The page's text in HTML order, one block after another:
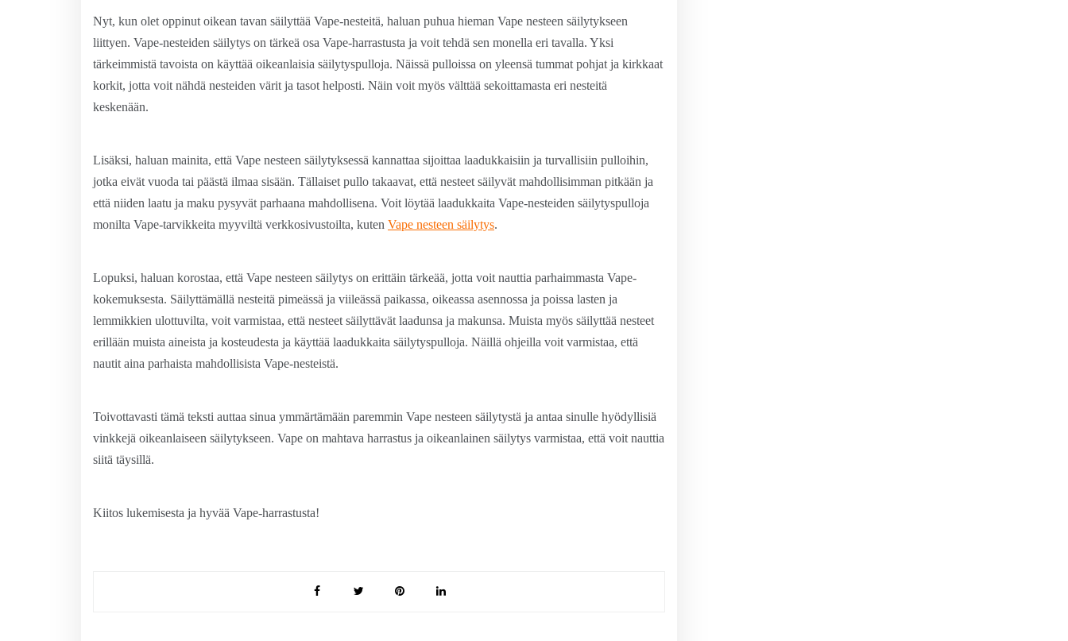
Nyt, kun olet oppinut oikean tavan säilyttää Vape-nesteitä, haluan puhua hieman Vape nesteen säilytykseen
liittyen. Vape-nesteiden säilytys on tärkeä osa Vape-harrastusta ja voit tehdä sen monella eri tavalla. Yksi
tärkeimmistä tavoista on käyttää oikeanlaisia säilytyspulloja. Näissä pulloissa on yleensä tummat pohjat ja kirkkaat
korkit, jotta voit nähdä nesteiden värit ja tasot helposti. Näin voit myös välttää sekoittamasta eri nesteitä
keskenään.
Lisäksi, haluan mainita, että Vape nesteen säilytyksessä kannattaa sijoittaa laadukkaisiin ja turvallisiin pulloihin,
jotka eivät vuoda tai päästä ilmaa sisään. Tällaiset pullo takaavat, että nesteet säilyvät mahdollisimman pitkään ja
että niiden laatu ja maku pysyvät parhaana mahdollisena. Voit löytää laadukkaita Vape-nesteiden säilytyspulloja
monilta Vape-tarvikkeita myyviltä verkkosivustoilta, kuten Vape nesteen säilytys.
Lopuksi, haluan korostaa, että Vape nesteen säilytys on erittäin tärkeää, jotta voit nauttia parhaimmasta Vape-
kokemuksesta. Säilyttämällä nesteitä pimeässä ja viileässä paikassa, oikeassa asennossa ja poissa lasten ja
lemmikkien ulottuvilta, voit varmistaa, että nesteet säilyttävät laadunsa ja makunsa. Muista myös säilyttää nesteet
erillään muista aineista ja kosteudesta ja käyttää laadukkaita säilytyspulloja. Näillä ohjeilla voit varmistaa, että
nautit aina parhaista mahdollisista Vape-nesteistä.
Toivottavasti tämä teksti auttaa sinua ymmärtämään paremmin Vape nesteen säilytystä ja antaa sinulle hyödyllisiä
vinkkejä oikeanlaiseen säilytykseen. Vape on mahtava harrastus ja oikeanlainen säilytys varmistaa, että voit nauttia
siitä täysillä.
Kiitos lukemisesta ja hyvää Vape-harrastusta!